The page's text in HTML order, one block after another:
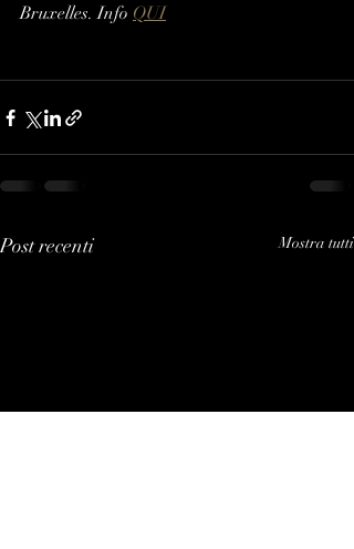
Bruxelles. Info QUI
Post recenti Mostra tutti